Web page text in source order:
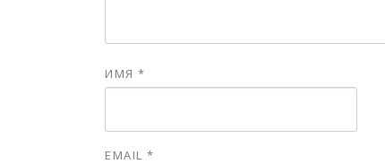
ИМЯ *
EMAIL *